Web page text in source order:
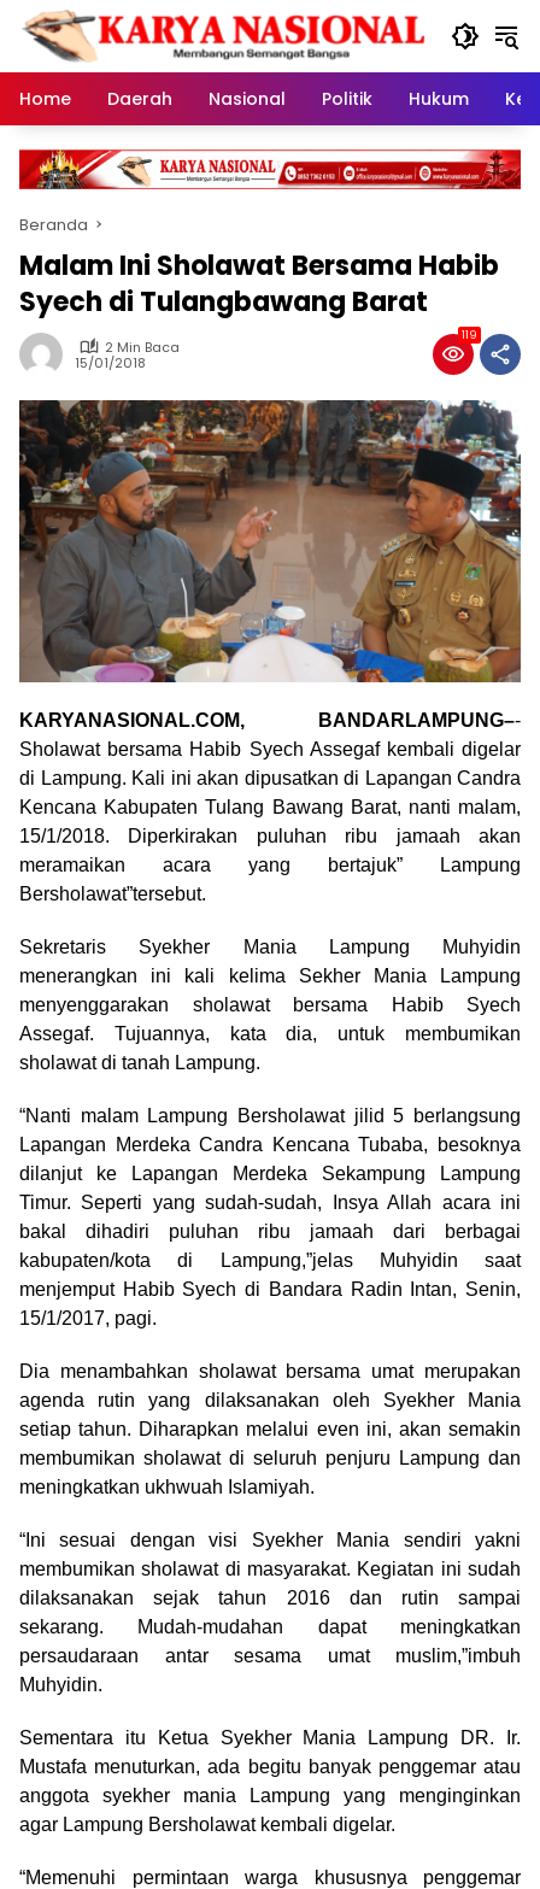
Langsung
konten
Home
Daerah Nasional Politik Hukum
Beranda
Malam Ini Sholawat Bersama Habib
Syech di Tulangbawang Barat
2 Min Baca
15/01/2018
119
KARYANASIONAL.COM, BANDARLAMPUNG–-
Sholawat bersama Habib Syech Assegaf kembali digelar
di Lampung. Kali ini akan dipusatkan di Lapangan Candra
Kencana Kabupaten Tulang Bawang Barat, nanti malam,
15/1/2018. Diperkirakan puluhan ribu jamaah akan
meramaikan acara yang bertajuk” Lampung
Bersholawat”tersebut.
Sekretaris Syekher Mania Lampung Muhyidin
menerangkan ini kali kelima Sekher Mania Lampung
menyenggarakan sholawat bersama Habib Syech
Assegaf. Tujuannya, kata dia, untuk membumikan
sholawat di tanah Lampung.
“Nanti malam Lampung Bersholawat jilid 5 berlangsung
Lapangan Merdeka Candra Kencana Tubaba, besoknya
dilanjut ke Lapangan Merdeka Sekampung Lampung
Timur. Seperti yang sudah-sudah, Insya Allah acara ini
bakal dihadiri puluhan ribu jamaah dari berbagai
kabupaten/kota di Lampung,”jelas Muhyidin saat
menjemput Habib Syech di Bandara Radin Intan, Senin,
15/1/2017, pagi.
Dia menambahkan sholawat bersama umat merupakan
agenda rutin yang dilaksanakan oleh Syekher Mania
setiap tahun. Diharapkan melalui even ini, akan semakin
membumikan sholawat di seluruh penjuru Lampung dan
meningkatkan ukhwuah Islamiyah.
“Ini sesuai dengan visi Syekher Mania sendiri yakni
membumikan sholawat di masyarakat. Kegiatan ini sudah
dilaksanakan sejak tahun 2016 dan rutin sampai
sekarang. Mudah-mudahan dapat meningkatkan
persaudaraan antar sesama umat muslim,”imbuh
Muhyidin.
Sementara itu Ketua Syekher Mania Lampung DR. Ir.
Mustafa menuturkan, ada begitu banyak penggemar atau
anggota syekher mania Lampung yang menginginkan
agar Lampung Bersholawat kembali digelar.
“Memenuhi permintaan warga khususnya penggemar